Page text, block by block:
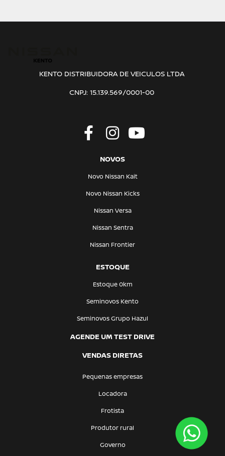
KENTO DISTRIBUIDORA DE VEICULOS LTDA
CNPJ: 15.139.569/0001-00
NOVOS
Novo Nissan Kait
Novo Nissan Kicks
Nissan Versa
Nissan Sentra
Nissan Frontier
ESTOQUE
Estoque 0km
Seminovos Kento
Seminovos Grupo Hazul
AGENDE UM TEST DRIVE
VENDAS DIRETAS
Pequenas empresas
Locadora
Frotista
Produtor rural
Governo